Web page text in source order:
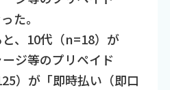
た。
、10代（n=18）が
ージ等のプリペイド
）が「即時払い（即口